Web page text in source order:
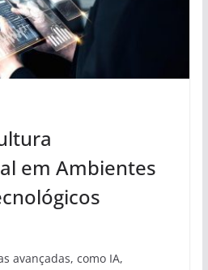
em Ambientes
avançadas, como IA,